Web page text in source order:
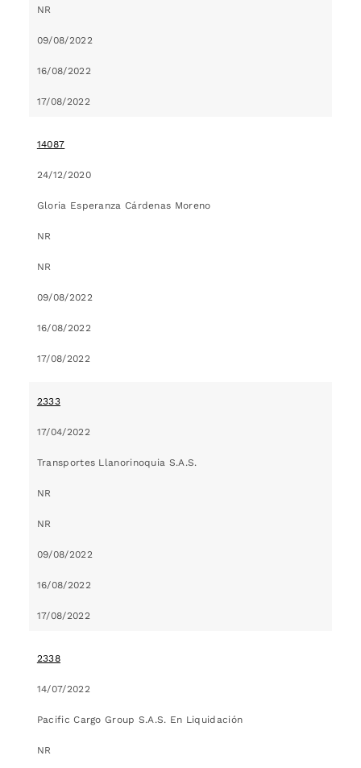
NR
09/08/2022
16/08/2022
17/08/2022
14087
24/12/2020
Gloria Esperanza Cárdenas Moreno
NR
NR
09/08/2022
16/08/2022
17/08/2022
2333
17/04/2022
Transportes Llanorinoquia S.A.S.
NR
NR
09/08/2022
16/08/2022
17/08/2022
2338
14/07/2022
Pacific Cargo Group S.A.S. En Liquidación
NR